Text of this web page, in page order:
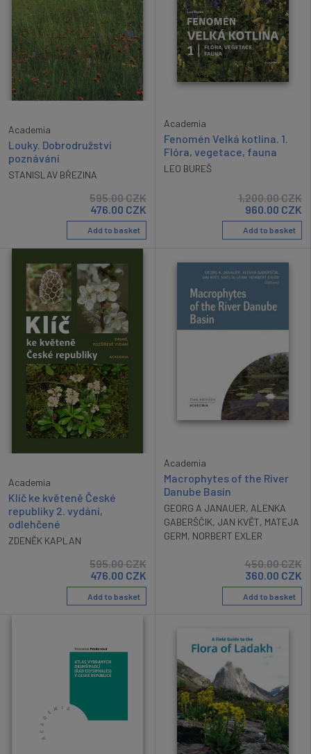
Academia
Louky. Dobrodružství
poznávání
STANISLAV BŘEZINA
595.00CZK
476.00 CZK
Add to basket
Academia
Fenomén Velká kotlina. 1.
Flóra, vegetace, fauna
LEO BUREŠ
1,200.00CZK
960.00 CZK
Add to basket
Academia
Klíč ke květeně České
republiky 2. vydání,
odlehčené
ZDENĚK KAPLAN
595.00CZK
476.00 CZK
Add to basket
Academia
Macrophytes of the River
Danube Basin
GEORG A JANAUER, ALENKA
GABERŠČIK, JAN KVĚT, MATEJA
GERM, NORBERT EXLER
450.00CZK
360.00 CZK
Add to basket